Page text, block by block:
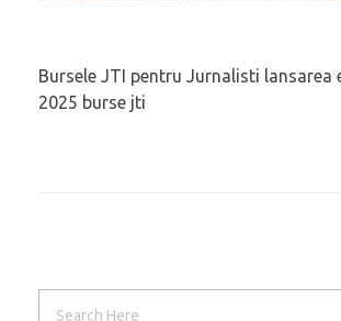
Bursele JTI pentru Jurnalisti lansarea
2025 burse jti